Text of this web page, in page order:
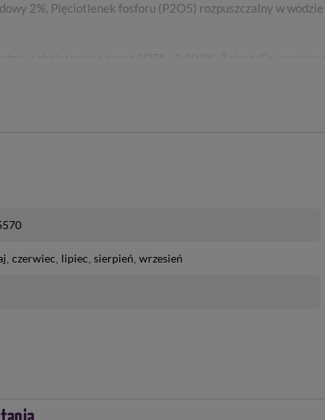
2%, Pięciotlenek fosforu (P2O5) rozpuszczalny w wodzie
czerwiec lipiec sierpień wrzesień